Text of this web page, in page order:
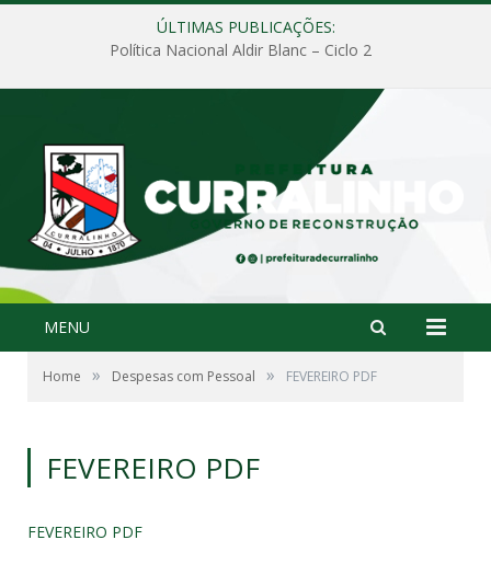
ÚLTIMAS PUBLICAÇÕES:
Política Nacional Aldir Blanc – Ciclo 2
MENU
Home » Despesas com Pessoal » FEVEREIRO PDF
FEVEREIRO PDF
FEVEREIRO PDF